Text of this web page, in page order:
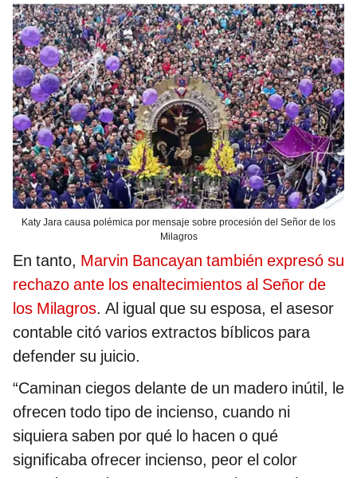
Katy Jara causa polémica por mensaje sobre procesión del Señor de los
Milagros
En tanto, Marvin Bancayan también expresó su
rechazo ante los enaltecimientos al Señor de
los Milagros. Al igual que su esposa, el asesor
contable citó varios extractos bíblicos para
defender su juicio.
“Caminan ciegos delante de un madero inútil, le
ofrecen todo tipo de incienso, cuando ni
siquiera saben por qué lo hacen o qué
significaba ofrecer incienso, peor el color